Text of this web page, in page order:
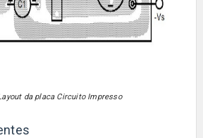
da placa Circuito Impresso